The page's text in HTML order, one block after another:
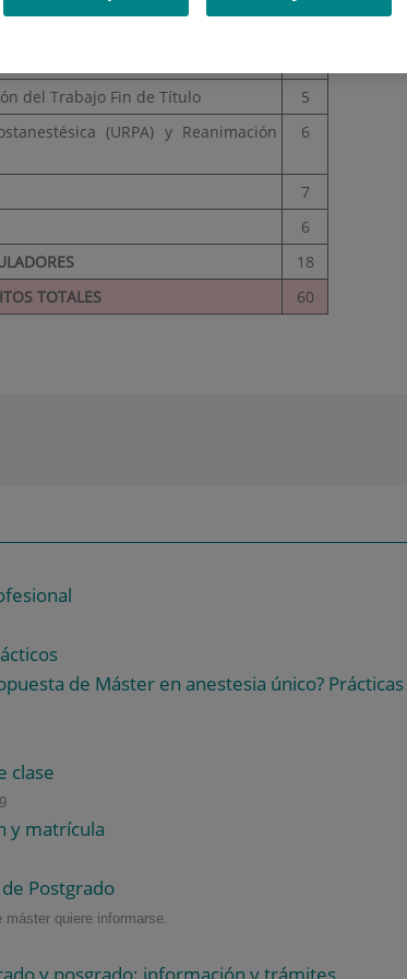
y su aplicación en las diferentes
del Trabajo Fin de Título
5
(URPA) y Reanimación
6
7
6
18
TOTALES
60
de Máster en anestesia único? Prácticas
clase
y matrícula
Postgrado
máster quiere informarse.
y posgrado: información y trámites